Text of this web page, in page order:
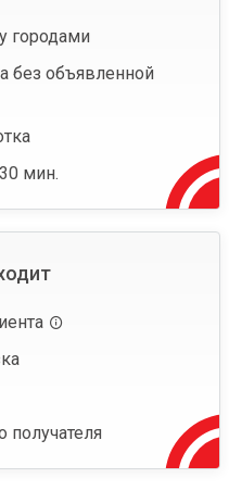
городами
без объявленной
мин.
получателя